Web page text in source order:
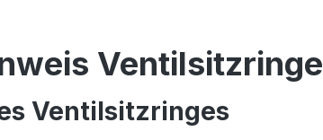
Ventilsitzringe
Ventilsitzringes